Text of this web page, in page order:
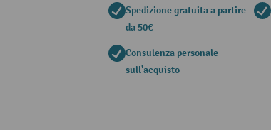
Spedizione gratuita a partire
da 50€
Consulenza personale
sull'acquisto